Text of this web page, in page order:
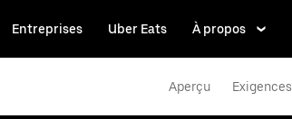
Entreprises Uber Eats À propos
Aperçu Exigences